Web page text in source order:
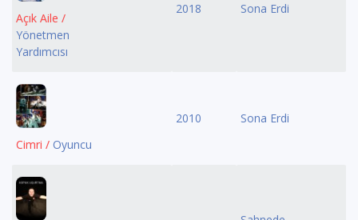
Açık Aile /
Yönetmen
Yardımcısı
2018 Sona Erdi
Cimri / Oyuncu
2010 Sona Erdi